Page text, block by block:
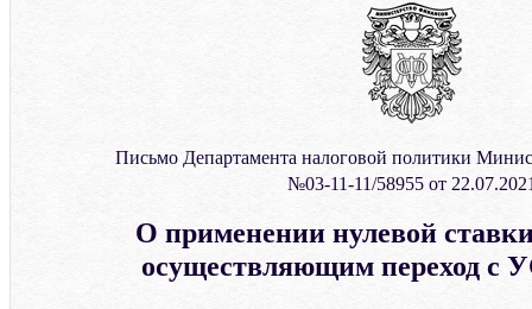
Письмо Департамента налоговой политики
№03-11-11/58955 от
О применении нулевой
осуществляющим переход